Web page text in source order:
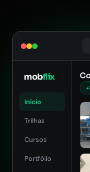
mobflix
Início
Trilhas
Cursos
Portfólio